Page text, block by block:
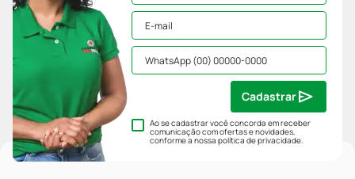
Ao se cadastrar você concorda em receber
comunicação com ofertas e novidades,
conforme a nossapolítica de privacidade.
Cadastrar